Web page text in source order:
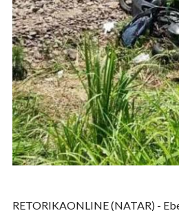
RETORIKAONLINE (NATAR) -